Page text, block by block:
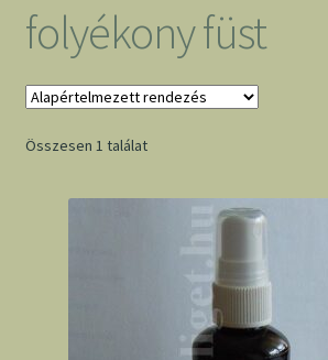
folyékony füst
Összesen 1 találat